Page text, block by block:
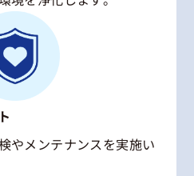
やメンテナンスを実施い